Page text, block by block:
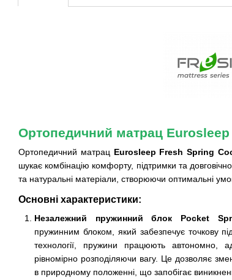
Ортопедичний матрац
Ортопедичний матрац Eurosleep Fresh Spring
шукає комбінацію комфорту, підтримки та
та натуральні матеріали, створюючи оптимальні
Основні характеристики:
Незалежний пружинний блок Pocket
пружинним блоком, який забезпечує точкову
технології, пружини працюють автономно,
рівномірно розподіляючи вагу. Це дозволяє
в природному положенні, що запобігає